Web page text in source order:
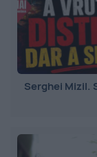
Serghei Mizil.